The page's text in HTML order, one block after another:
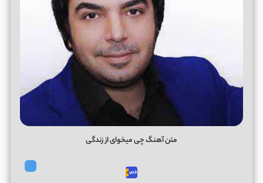
متن آهنگ چی میخوای از زندگی